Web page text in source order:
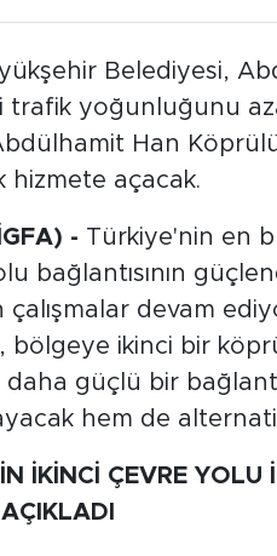
Belediyesi,
yoğunluğunu
Han Köprülü
hizmete açacak.
- Türkiye'nin en
bağlantısının
çalışmalar devam
bölgeye ikinci bir
daha güçlü bir
hem de
İKİNCİ ÇEVRE YOLU